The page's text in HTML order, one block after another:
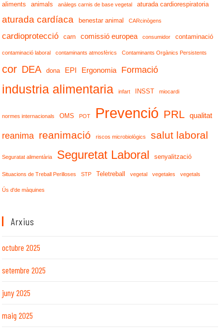
aliments animals anàlegs carnis de base vegetal aturada cardiorespiratoria
aturada cardíaca benestar animal CARcinògens
cardioprotecció carn comissió europea consumidor contaminació
contaminació laboral contaminants atmosfèrics Contaminants Orgànics Persistents
cor DEA dona EPI Ergonomia Formació
industria alimentaria infart INSST miocardi
normes internacionals OMS POT Prevenció PRL qualitat
reanima reanimació riscos microbiològics salut laboral
Seguratat alimentària Seguretat Laboral senyalització
Situacions de Treball Perilloses STP Teletreball vegetal vegetales vegetals
Ús d'de màquines
Arxius
octubre 2025
setembre 2025
juny 2025
maig 2025